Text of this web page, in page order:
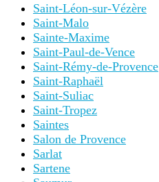
Saint-Léon-sur-Vézère
Saint-Malo
Sainte-Maxime
Saint-Paul-de-Vence
Saint-Rémy-de-Provence
Saint-Raphaël
Saint-Suliac
Saint-Tropez
Saintes
Salon de Provence
Sarlat
Sartene